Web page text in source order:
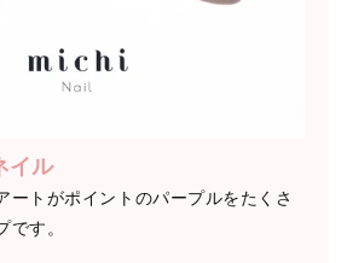
イル
ートがポイントのパープルをたくさ
です。